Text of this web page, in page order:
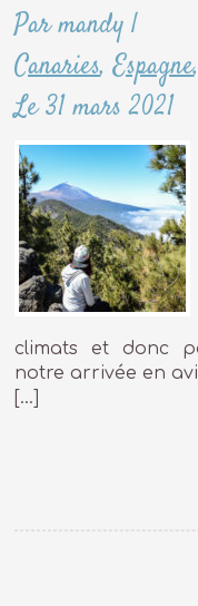
Par mandy |
Canaries,Espagne
Le 31 mars 2021
climats et donc
notre arrivée en
[…]